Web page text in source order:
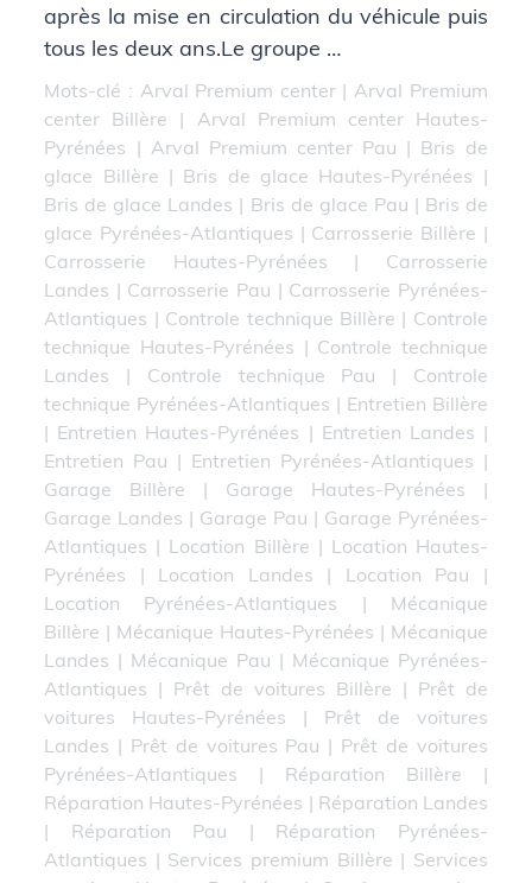
après la mise en circulation du véhicule puis
tous les deux ans.Le groupe …
Mots-clé : Arval Premium center|Arval Premium
center Billère | Arval Premium center Hautes-
Pyrénées | Arval Premium center Pau | Bris de
glace Billère | Bris de glace Hautes-Pyrénées |
Bris de glace Landes | Bris de glace Pau | Bris de
glace Pyrénées-Atlantiques | Carrosserie Billère |
Carrosserie Hautes-Pyrénées | Carrosserie
Landes | Carrosserie Pau | Carrosserie Pyrénées-
Atlantiques | Controle technique Billère | Controle
technique Hautes-Pyrénées | Controle technique
Landes | Controle technique Pau | Controle
technique Pyrénées-Atlantiques | Entretien Billère
| Entretien Hautes-Pyrénées | Entretien Landes |
Entretien Pau | Entretien Pyrénées-Atlantiques |
Garage Billère | Garage Hautes-Pyrénées |
Garage Landes | Garage Pau | Garage Pyrénées-
Atlantiques | Location Billère | Location Hautes-
Pyrénées | Location Landes | Location Pau |
Location Pyrénées-Atlantiques | Mécanique
Billère | Mécanique Hautes-Pyrénées | Mécanique
Landes | Mécanique Pau | Mécanique Pyrénées-
Atlantiques | Prêt de voitures Billère | Prêt de
voitures Hautes-Pyrénées | Prêt de voitures
Landes | Prêt de voitures Pau | Prêt de voitures
Pyrénées-Atlantiques | Réparation Billère |
Réparation Hautes-Pyrénées | Réparation Landes
| Réparation Pau | Réparation Pyrénées-
Atlantiques | Services premium Billère | Services